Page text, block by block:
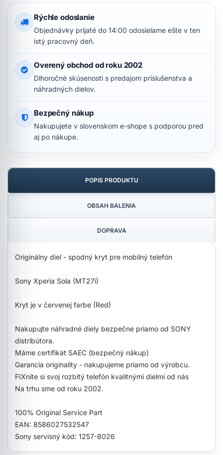
Rýchle odoslanie
Objednávky prijaté do 14:00 odosielame ešte v ten
istý pracovný deň.
Overený obchod od roku 2002
Dlhoročné skúsenosti s predajom príslušenstva a
náhradných dielov.
Bezpečný nákup
Nakupujete v slovenskom e-shope s podporou pred
aj po nákupe.
POPIS PRODUKTU
OBSAH BALENIA
DOPRAVA
Originálny diel - spodný kryt pre mobilný telefón
Sony Xperia Sola (MT27i)
Kryt je v červenej farbe (Red)
Nakupujte náhradné diely bezpečne priamo od SONY
distribútora.
Máme certifikát SAEC (bezpečný nákup)
Garancia originality - nakupujeme priamo od výrobcu.
FIXnite si svoj rozbitý telefón kvalitnými dielmi od nás
Na trhu sme od roku 2002.
100% Original Service Part
EAN: 8586027532547
Sony servisný kód: 1257-8026